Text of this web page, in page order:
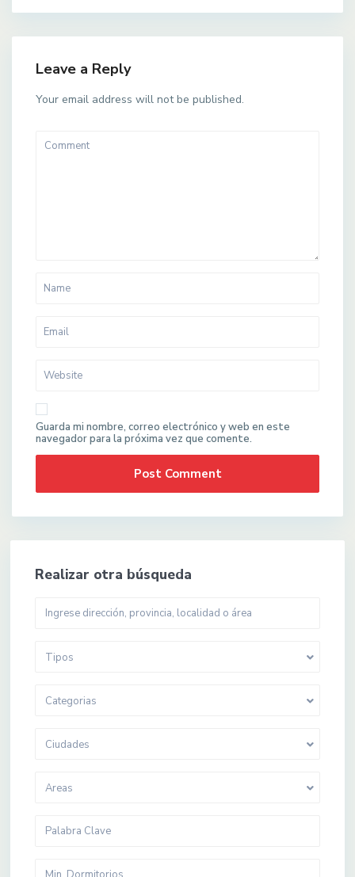
Leave a Reply
Your email address will not be published.
Guarda mi nombre, correo electrónico y web en este
navegador para la próxima vez que comente.
Realizar otra búsqueda
Tipos
Categorias
Ciudades
Areas